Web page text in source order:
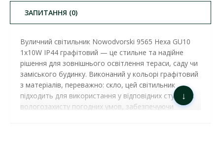
ЗАПИТАННЯ (0)
Вуличний світильник Nowodvorski 9565 Hexa GU10
1x10W IP44 графітовий — це стильне та надійне
рішення для зовнішнього освітлення тераси, саду чи
заміського будинку. Виконаний у кольорі графітовий
з матеріалів, переважно: скло, цей світильник
підходить для використання у відповідних ступенях
вологозахисту погодних умов, забезпечуючи
↓